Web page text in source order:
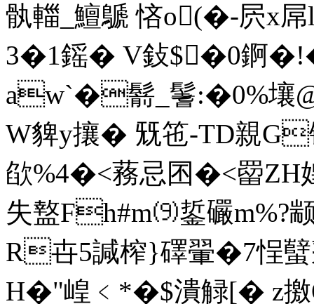
骫輺_鱣鷈 悋o(�-屄x屌
3�1鎐� V鈙$�0錒
аw`�鬋_鬐:�0%壤
W貏y攘� 兓竾-TD親
欿%4�<蓩忌囨�<罶ZH
失盩Fh#m⑼銴礹 m%?
R卋5諴榨}礋翬�7悜蠥
H�"崲﹤*�$潰觮[� z